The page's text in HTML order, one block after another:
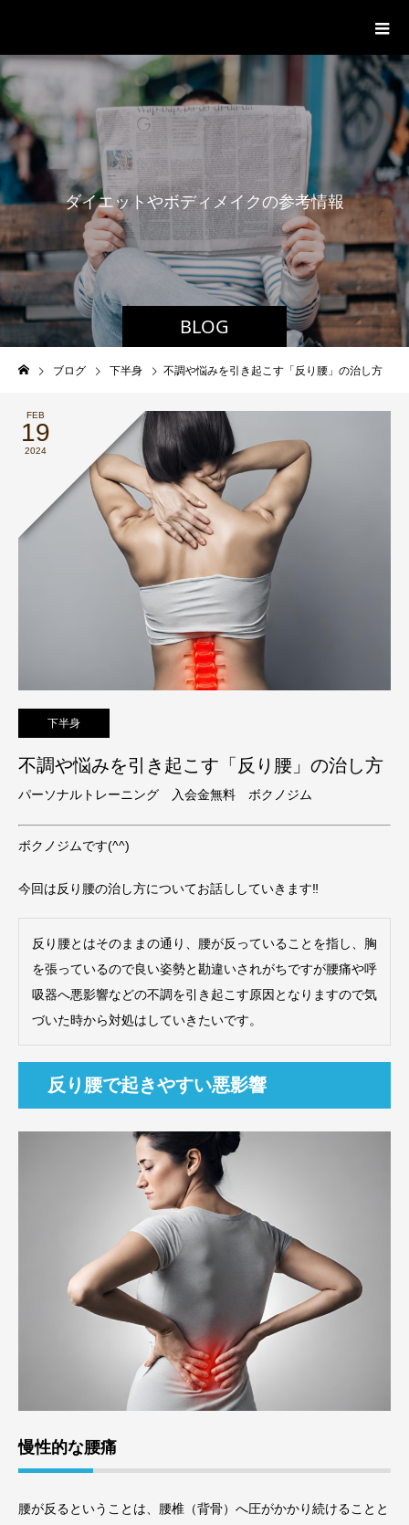
BLOG
ダイエットやボディメイクの参考情報
ブログ 下半身 不調や悩みを引き起こす「反り腰」の治し方
FEB
19
2024
下半身
不調や悩みを引き起こす「反り腰」の治し方
パーソナルトレーニング 入会金無料 ボクノジム
ボクノジムです(^^)
今回は反り腰の治し方についてお話ししていきます‼︎
反り腰とはそのままの通り、腰が反っていることを指し、胸
を張っているので良い姿勢と勘違いされがちですが腰痛や呼
吸器へ悪影響などの不調を引き起こす原因となりますので気
づいた時から対処はしていきたいです。
反り腰で起きやすい悪影響
慢性的な腰痛
腰が反るということは、腰椎（背骨）へ圧がかかり続けることと